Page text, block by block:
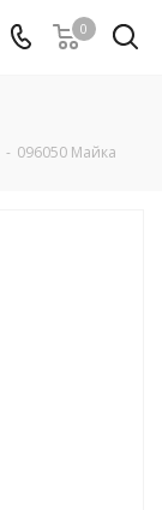
0
- 096050 Майка